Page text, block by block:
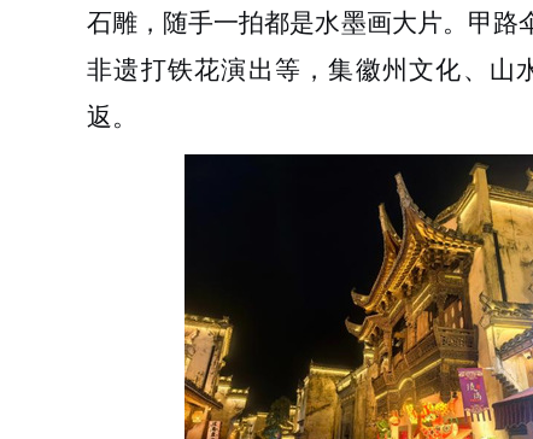
石雕，随手一拍都是水墨画大片。甲路
非遗打铁花演出等，集徽州文化、山
返。